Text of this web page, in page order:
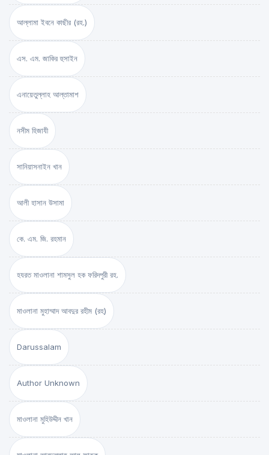
আল্লামা ইবনে কাছীর (রহ.)
এস. এম. জাকির হুসাইন
এনায়েতুল্লাহ আল্‌তামাশ
নসীম হিজাযী
সানিয়াসনাইন খান
আলী হাসান উসামা
কে. এম. জি. রহমান
হযরত মাওলানা শামসুল হক ফরিদপুরী রহ.
মাওলানা মুহাম্মাদ আবদুর রহীম (রহ)
Darussalam
Author Unknown
মাওলানা মুহিউদ্দীন খান